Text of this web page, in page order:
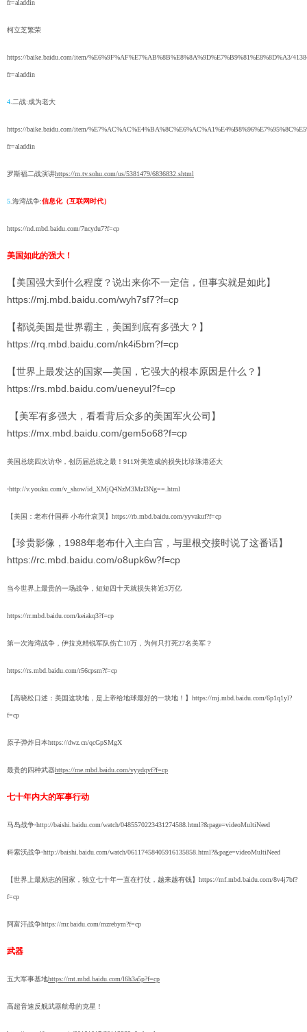
fr=aladdin
柯立芝繁荣
https://baike.baidu.com/item/%E6%9F%AF%E7%AB%8B%E8%8A%9D%E7%B9%81%E8%8D%A3/
fr=aladdin
4 .二战:成为老大
https://baike.baidu.com/item/
fr=aladdin
罗斯福二战演讲https://m.tv.sohu.com/us/5381479/6836832.shtml
5 .海湾战争:信息化（互联网时代）
https://nd.mbd.baidu.com/7ncydu7?f=cp
美国如此的强大！
【美国强大到什么程度？说出来你不一定信，但事实就是如此】
https://mj.mbd.baidu.com/wyh7sf7?f=cp
【都说美国是世界霸主，美国到底有多强大？】
https://rq.mbd.baidu.com/nk4i5bm?f=cp
【世界上最发达的国家—美国，它强大的根本原因是什么？】
https://rs.mbd.baidu.com/ueneyul?f=cp
【美军有多强大，看看背后众多的美国军火公司】
https://mx.mbd.baidu.com/gem5o68?f=cp
美国总统四次访华，创历届总统之最！911对美造成的损失比珍珠港还大
http://v.youku.com/v_show/id_XMjQ4NzM3MzI3Ng==.html
【美国：老布什国葬 小布什哀哭】 https://rb.mbd.baidu.com/yyvakuf?f=cp
【珍贵影像，1988年老布什入主白宫，与里根交接时说了这番话】
https://rc.mbd.baidu.com/o8upk6w?f=cp
当今世界上最贵的一场战争，短短四十天就损失将近3万亿
https://rr.mbd.baidu.com/keiakq3?f=cp
第一次海湾战争，伊拉克精锐军队伤亡10万，为何只打死27名美军？
https://rs.mbd.baidu.com/r56cpsm?f=cp
【高晓松口述：美国这块地，是上帝给地球最好的一块地！】 https://mj.mbd.baidu.com/6p1q1yl?
f=cp
原子弹炸日本https://dwz.cn/qcGpSMgX
最贵的四种武器https://me.mbd.baidu.com/vyydqvf?f=cp
七十年内大的军事行动
马岛战争 http://baishi.baidu.com/watch/0485570223431274588.html?&page=videoMultiNeed
科索沃战争 http://baishi.baidu.com/watch/06117458405916135858.html?&page=videoMultiNeed
【世界上最励志的国家，独立七十年一直在打仗，越来越有钱】 https://mf.mbd.baidu.com/8v4j7bf?
f=cp
阿富汗战争https://mr.baidu.com/mzrebym?f=cp
武器
五大军事基地https://mt.mbd.baidu.com/l6h3a5p?f=cp
高超音速反舰武器航母的克星！